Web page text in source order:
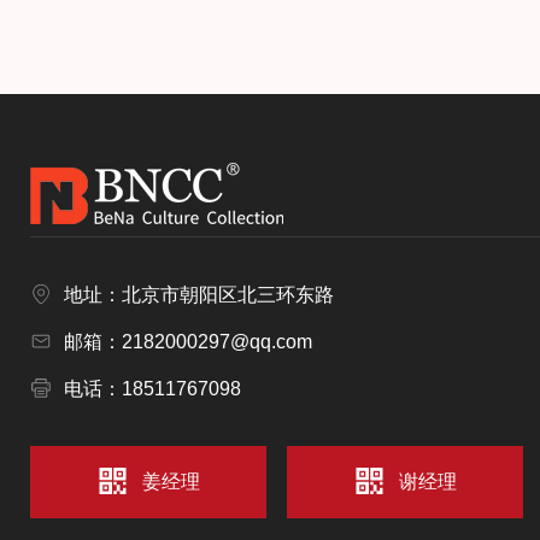
地址：北京市朝阳区北三环东路
邮箱：2182000297@qq.com
电话：18511767098
姜经理 谢经理